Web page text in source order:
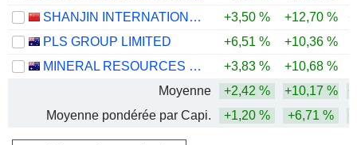
SHANJIN INTERNATIONAL GOLD CO., LTD.
+3,50 % +12,70 %
PLS GROUP LIMITED
+6,51 % +10,36 %
MINERAL RESOURCES LIMITED
+3,83 % +10,68 %
Moyenne
+2,42 % +10,17 %
Moyenne pondérée par Capi.
+1,20 % +6,71 %